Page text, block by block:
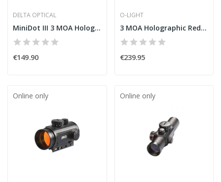
DELTA OPTICAL
MiniDot III 3 MOA Holographic Sight with Delta...
€149.90
O-LIGHT
3 MOA Holographic Red/Green Dot Sight Osight
€239.95
Online only Online only